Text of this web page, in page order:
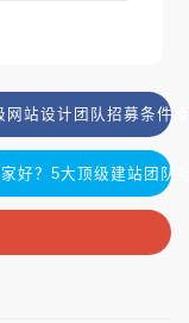
站设计团队招募条件
好？5大顶级建站团队